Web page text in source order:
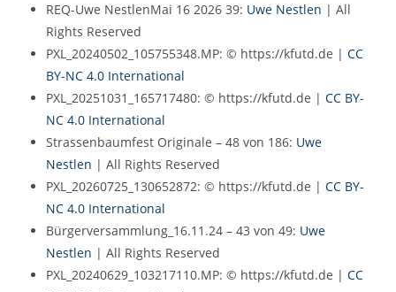
REQ-Uwe NestlenMai 16 2026 39: Uwe Nestlen | All
Rights Reserved
PXL_20240502_105755348.MP: © https://kfutd.de |CC
BY-NC 4.0 International
PXL_20251031_165717480: © https://kfutd.de |CC BY-
NC 4.0 International
Strassenbaumfest Originale – 48 von 186: Uwe
Nestlen | All Rights Reserved
PXL_20260725_130652872: © https://kfutd.de |CC BY-
NC 4.0 International
Bürgerversammlung_16.11.24 – 43 von 49: Uwe
Nestlen | All Rights Reserved
PXL_20240629_103217110.MP: © https://kfutd.de |CC